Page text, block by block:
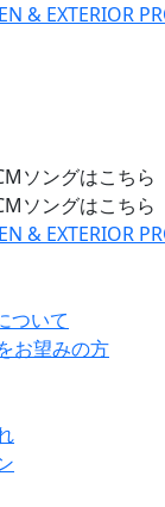
ソングはこちら
ソングはこちら
ついて
お望みの方